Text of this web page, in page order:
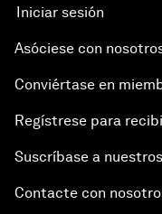
Iniciar sesión
Asóciese con
Conviértase en
Regístrese para
Suscríbase a
Contacte con